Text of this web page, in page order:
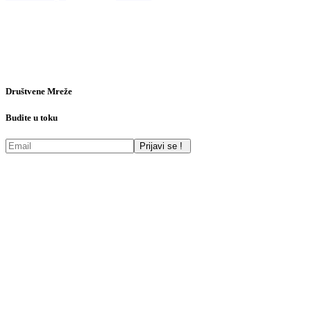
Društvene Mreže
Budite u toku